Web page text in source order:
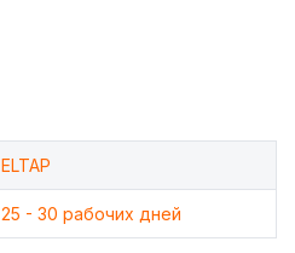
ELTAP
25 - 30 рабочих дней